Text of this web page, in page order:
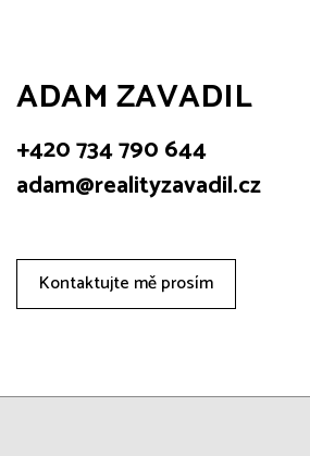
ADAM ZAVADIL
+420 734 790 644
adam@realityzavadil.cz
Kontaktujte mě prosím